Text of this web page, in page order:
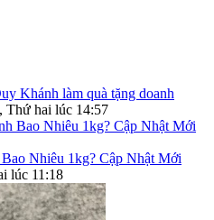
Khánh làm quà tặng doanh
, Thứ hai lúc 14:57
Nhiêu 1kg? Cập Nhật Mới
lúc 11:18